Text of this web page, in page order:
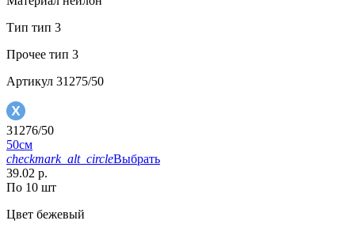
Тип тип 3
Прочее тип 3
Артикул 31275/50
31276/50
50см
checkmark_alt_circleВыбрать
39.02 р.
По 10 шт
Цвет бежевый